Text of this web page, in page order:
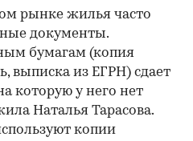
рынке жилья часто
документы.
бумагам (копия
выписка из ЕГРН) сдает
которую у него нет
Наталья Тарасова.
копии